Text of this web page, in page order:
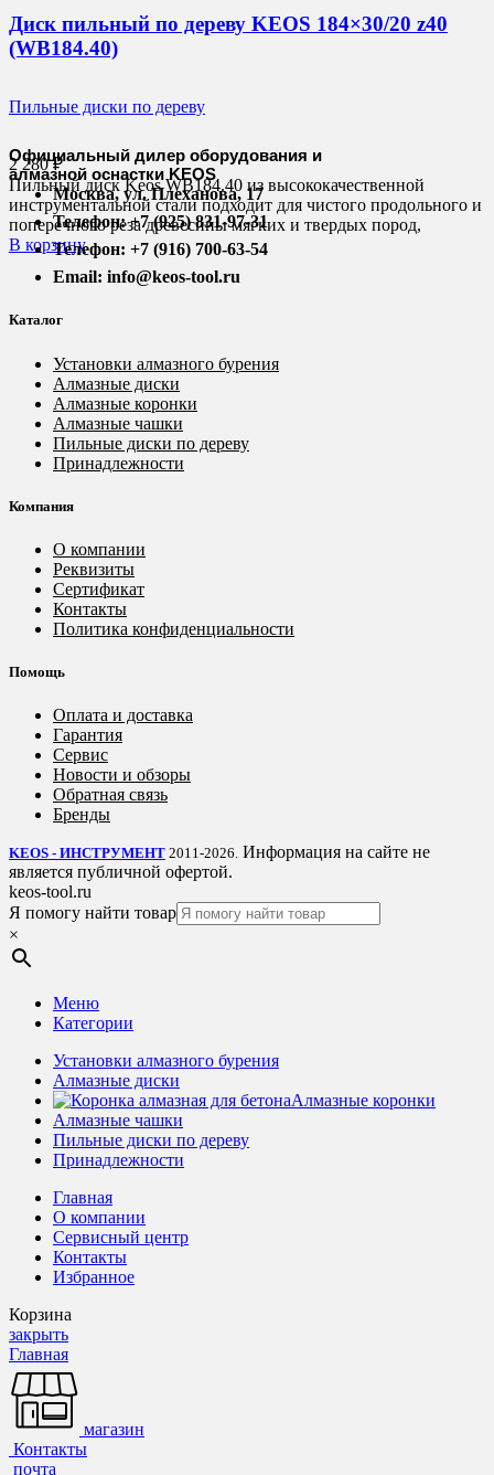
Диск пильный по дереву KEOS 184×30/20 z40
(WB184.40)
Пильные диски по дереву
2 280₽
Пильный диск Keos WB184.40 из высококачественной
инструментальной стали подходит для чистого продольного и
поперечного реза древесины мягких и твердых пород,
В корзину
Официальный дилер оборудования и
алмазной оснастки KEOS
Москва, ул. Плеханова, 17
Телефон: +7 (925) 831-97-31
Телефон: +7 (916) 700-63-54
Email: info@keos-tool.ru
Каталог
Установки алмазного бурения
Алмазные диски
Алмазные коронки
Алмазные чашки
Пильные диски по дереву
Принадлежности
Компания
О компании
Реквизиты
Сертификат
Контакты
Политика конфиденциальности
Помощь
Оплата и доставка
Гарантия
Сервис
Новости и обзоры
Обратная связь
Бренды
KEOS - ИНСТРУМЕНТ 2011-2026. Информация на сайте не
является публичной офертой.
keos-tool.ru
Я помогу найти товар
×
Меню
Категории
Установки алмазного бурения
Алмазные диски
Алмазные коронки
Алмазные чашки
Пильные диски по дереву
Принадлежности
Главная
О компании
Сервисный центр
Контакты
Избранное
Корзина
закрыть
Главная
магазин
Контакты
почта